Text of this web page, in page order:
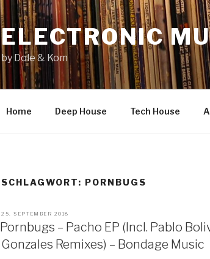
ELECTRONIC
by Dole & Kom
Home Deep House Tech House
SCHLAGWORT: PORNBUGS
VERÖFFENTLICHT
AM
25. SEPTEMBER 2018
Pornbugs – Pacho EP (Incl. Pablo
Gonzales Remixes) – Bondage Music